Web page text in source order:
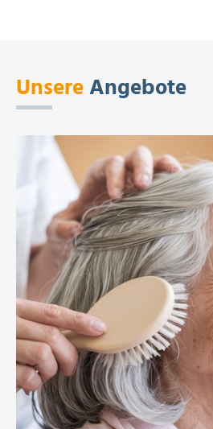
UnsereAngebote